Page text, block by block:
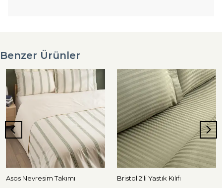
Benzer Ürünler
Asos Nevresim Takımı Bristol 2'li Yastık Kılıfı